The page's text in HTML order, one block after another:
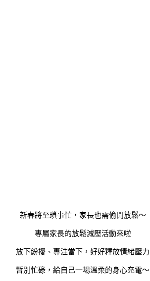
新春將至瑣事忙，家長也需偷閒放鬆～
專屬家長的放鬆減壓活動來啦
放下紛擾、專注當下，好好釋放情緒壓力
暫別忙碌，給自己一場溫柔的身心充電～